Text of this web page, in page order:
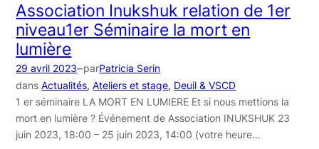
Association Inukshuk relation de 1er
niveau1er Séminaire la mort en
lumière
29 avril 2023–parPatricia Serin
dansActualités, Ateliers et stage, Deuil & VSCD
1 er séminaire LA MORT EN LUMIERE Et si nous mettions la
mort en lumière ? Événement de Association INUKSHUK 23
juin 2023, 18:00 – 25 juin 2023, 14:00 (votre heure…